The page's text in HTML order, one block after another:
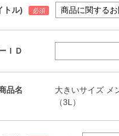
トル)
ＩＤ
品名
大きいサイズ メ
（3L）